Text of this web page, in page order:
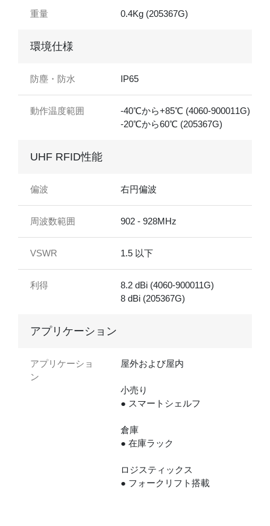
重量 0.4Kg (205367G)
環境仕様
防塵・防水 IP65
動作温度範囲
-40℃から+85℃ (4060-900011G)
-20℃から60℃ (205367G)
UHF RFID性能
偏波 右円偏波
周波数範囲 902 - 928MHz
VSWR 1.5 以下
利得
8.2 dBi (4060-900011G)
8 dBi (205367G)
アプリケーション
アプリケーショ
ン
屋外および屋内
小売り
● スマートシェルフ
倉庫
● 在庫ラック
ロジスティックス
● フォークリフト搭載